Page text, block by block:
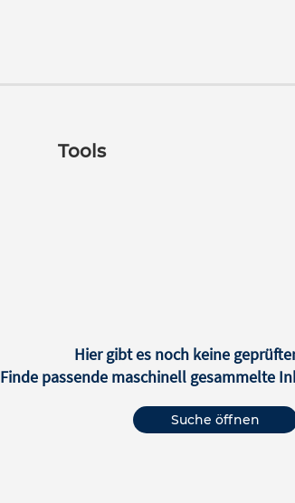
Tools
Hier gibt es noch keine
Finde passende maschinell gesammelte
Suche öffnen